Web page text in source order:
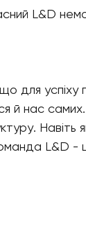
L&D
для успіху
й нас
Навіть
L&D